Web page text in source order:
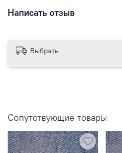
Написать отзыв
Выбрать
Сопутствующие товары